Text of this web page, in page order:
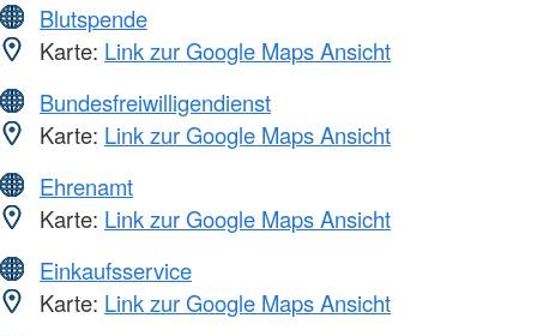
Blutspende
Karte: Link zur Google Maps Ansicht
Bundesfreiwilligendienst
Karte: Link zur Google Maps Ansicht
Ehrenamt
Karte: Link zur Google Maps Ansicht
Einkaufsservice
Karte: Link zur Google Maps Ansicht